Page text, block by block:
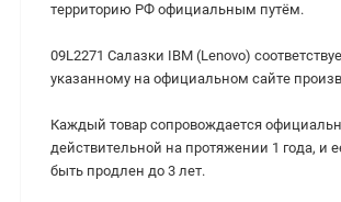
территорию РФ официальным путём.
09L2271 Салазки IBM (Lenovo)
указанному на официальном сайте
Каждый товар сопровождается
действительной на протяжении 1 года, и
быть продлен до 3 лет.